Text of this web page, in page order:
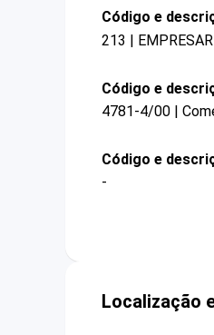
Código e
213 |
Código e
4781-4/00 |
Código e
-
Localização